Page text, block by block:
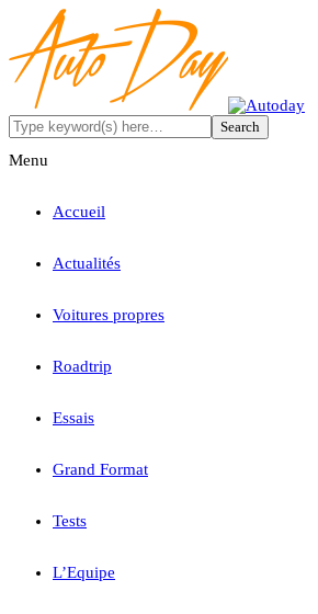
Menu
Accueil
Actualités
Voitures propres
Roadtrip
Essais
Grand Format
Tests
L’Equipe